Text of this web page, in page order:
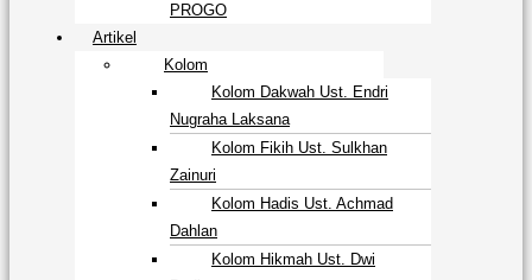
PROGO
Artikel
Kolom
Kolom Dakwah Ust. Endri
Nugraha Laksana
Kolom Fikih Ust. Sulkhan
Zainuri
Kolom Hadis Ust. Achmad
Dahlan
Kolom Hikmah Ust. Dwi